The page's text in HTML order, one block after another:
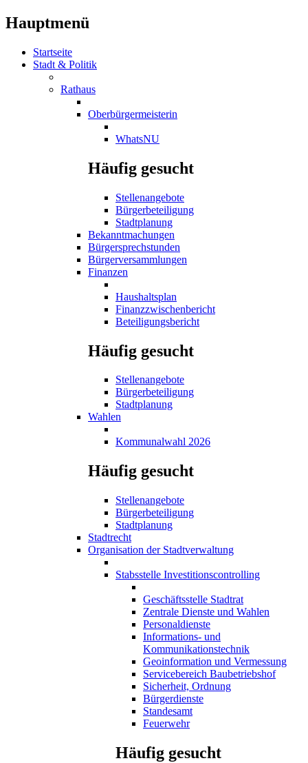
Hauptmenü
Startseite
Stadt & Politik
Rathaus
Oberbürgermeisterin
WhatsNU
Häufig gesucht
Stellenangebote
Bürgerbeteiligung
Stadtplanung
Bekanntmachungen
Bürgersprechstunden
Bürgerversammlungen
Finanzen
Haushaltsplan
Finanzzwischenbericht
Beteiligungsbericht
Häufig gesucht
Stellenangebote
Bürgerbeteiligung
Stadtplanung
Wahlen
Kommunalwahl 2026
Häufig gesucht
Stellenangebote
Bürgerbeteiligung
Stadtplanung
Stadtrecht
Organisation der Stadtverwaltung
Stabsstelle Investitionscontrolling
Geschäftsstelle Stadtrat
Zentrale Dienste und Wahlen
Personaldienste
Informations- und
Kommunikationstechnik
Geoinformation und Vermessung
Servicebereich Baubetriebshof
Sicherheit, Ordnung
Bürgerdienste
Standesamt
Feuerwehr
Häufig gesucht